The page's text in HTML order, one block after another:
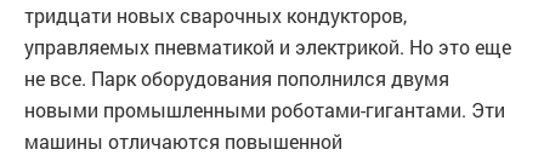
тридцати новых сварочных кондукторов,
управляемых пневматикой и электрикой. Но это еще
не все. Парк оборудования пополнился двумя
новыми промышленными роботами-гигантами. Эти
машины отличаются повышенной